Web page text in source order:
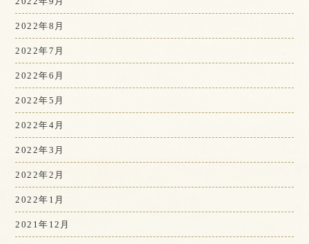
2022年8月
2022年7月
2022年6月
2022年5月
2022年4月
2022年3月
2022年2月
2022年1月
2021年12月